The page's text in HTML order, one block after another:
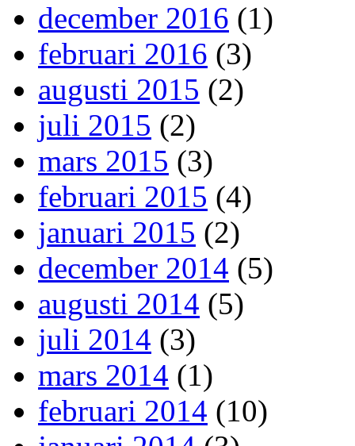
december 2016 (1)
februari 2016 (3)
augusti 2015 (2)
juli 2015 (2)
mars 2015 (3)
februari 2015 (4)
januari 2015 (2)
december 2014 (5)
augusti 2014 (5)
juli 2014 (3)
mars 2014 (1)
februari 2014 (10)